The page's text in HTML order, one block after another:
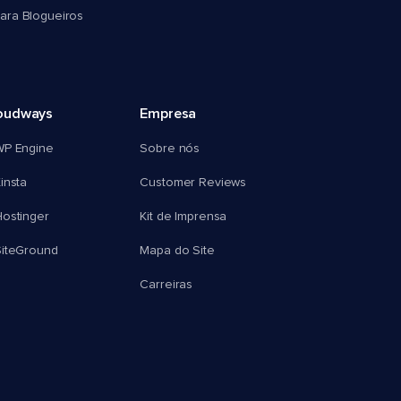
Blogueiros
Engine
Empresa
Sobre nós
Customer Reviews
Kit de Imprensa
Mapa do Site
Carreiras